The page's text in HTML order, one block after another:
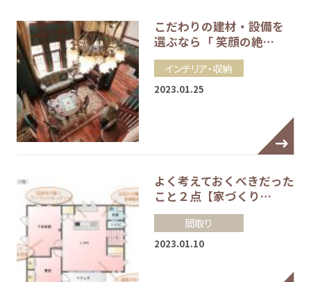
こだわりの建材・設備を
選ぶなら「 笑顔の絶…
インテリア・収納
2023.01.25
よく考えておくべきだった
こと２点【家づくり…
間取り
2023.01.10